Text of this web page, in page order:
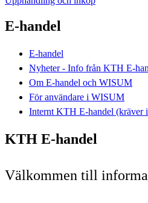
E-handel
E-handel
Nyheter - Info från KTH E-
Om E-handel och WISUM
För användare i WISUM
Internt KTH E-handel (kräver
KTH E-handel
Välkommen till